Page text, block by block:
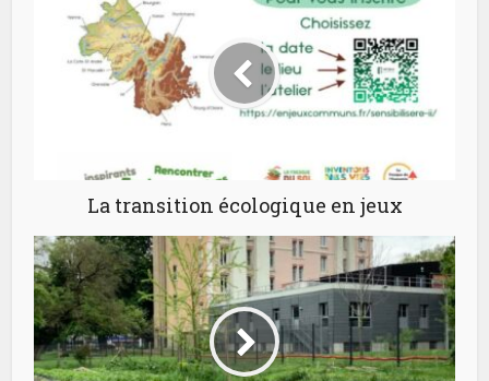
La transition écologique en jeux